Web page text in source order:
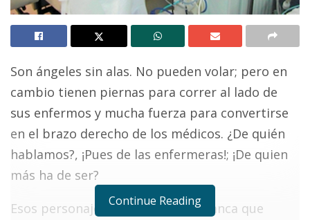
Son ángeles sin alas. No pueden volar; pero en
cambio tienen piernas para correr al lado de
sus enfermos y mucha fuerza para convertirse
en el brazo derecho de los médicos. ¿De quién
hablamos?, ¡Pues de las enfermeras!; ¡De quien
más ha de ser?
Esos personajes de vestimenta blanca que
Continue Reading